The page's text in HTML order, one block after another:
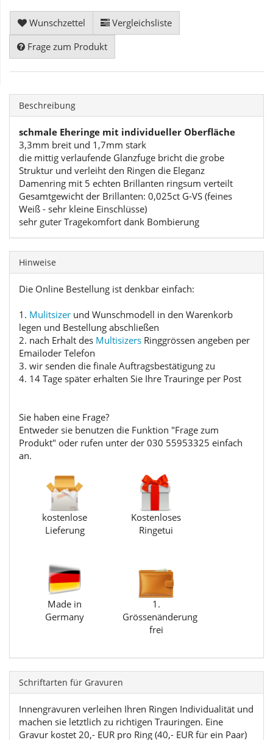
Wunschzettel
Vergleichsliste
Frage zum Produkt
Beschreibung
schmale Eheringe mit individueller Oberfläche
3,3mm breit und 1,7mm stark
die mittig verlaufende Glanzfuge bricht die grobe
Struktur und verleiht den Ringen die Eleganz
Damenring mit 5 echten Brillanten ringsum verteilt
Gesamtgewicht der Brillanten: 0,025ct G-VS (feines
Weiß - sehr kleine Einschlüsse)
sehr guter Tragekomfort dank Bombierung
Hinweise
Die Online Bestellung ist denkbar einfach:
1. Mulitsizer und Wunschmodell in den Warenkorb
legen und Bestellung abschließen
2. nach Erhalt des Multisizers Ringgrössen angeben per
Emailoder Telefon
3. wir senden die finale Auftragsbestätigung zu
4. 14 Tage später erhalten Sie Ihre Trauringe per Post
Sie haben eine Frage?
Entweder sie benutzen die Funktion "Frage zum
Produkt" oder rufen unter der 030 55953325 einfach
an.
kostenlose
Lieferung
Kostenloses
Ringetui
Made in
Germany
1.
Grössenänderung
frei
Schriftarten für Gravuren
Innengravuren verleihen Ihren Ringen Individualität und
machen sie letztlich zu richtigen Trauringen. Eine
Gravur kostet 20,- EUR pro Ring (40,- EUR für ein Paar)